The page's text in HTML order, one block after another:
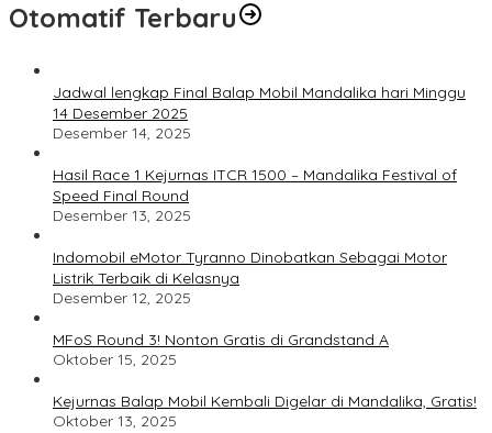
Otomatif Terbaru
Jadwal lengkap Final Balap Mobil Mandalika hari Minggu
14 Desember 2025
Desember 14, 2025
Hasil Race 1 Kejurnas ITCR 1500 – Mandalika Festival of
Speed Final Round
Desember 13, 2025
Indomobil eMotor Tyranno Dinobatkan Sebagai Motor
Listrik Terbaik di Kelasnya
Desember 12, 2025
MFoS Round 3! Nonton Gratis di Grandstand A
Oktober 15, 2025
Kejurnas Balap Mobil Kembali Digelar di Mandalika, Gratis!
Oktober 13, 2025